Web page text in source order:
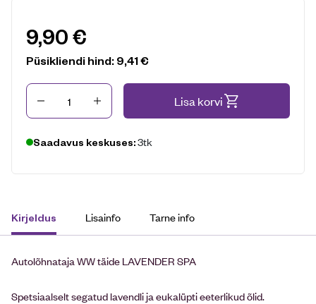
9,90€
Püsikliendi hind:9,41€
Kogus Lisa korvi
Saadavus keskuses:3tk
Kirjeldus Lisainfo Tarne info
Autolõhnataja WW täide LAVENDER SPA
Spetsiaalselt segatud lavendli ja eukalüpti eeterlikud õlid.